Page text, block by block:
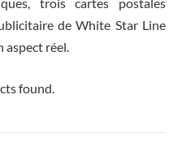
de White Star Line
réel.
found.